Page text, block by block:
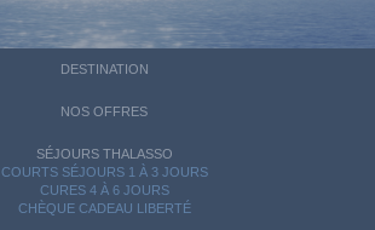
DESTINATION
NOS OFFRES
SÉJOURS THALASSO
COURTS SÉJOURS 1 À 3 JOURS
CURES 4 À 6 JOURS
CHÈQUE CADEAU LIBERTÉ